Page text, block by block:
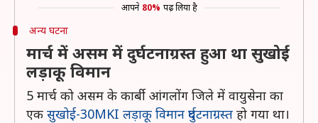
आपने 80% पढ़ लिया है
अन्य घटना
मार्च में असम में दुर्घटनाग्रस्त हुआ था सुखोई
लड़ाकू विमान
5 मार्च को असम के कार्बी आंगलोंग जिले में वायुसेना का
एक सुखोई-30MKI लड़ाकू विमान दुर्घटनाग्रस्त हो गया था।